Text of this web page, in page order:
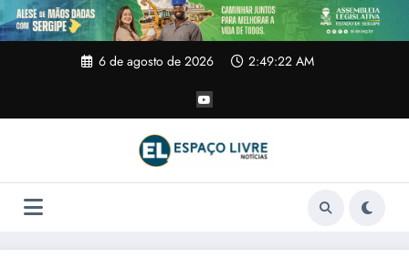
Pular
para
o
6 de agosto de 2026 2:49:22 AM